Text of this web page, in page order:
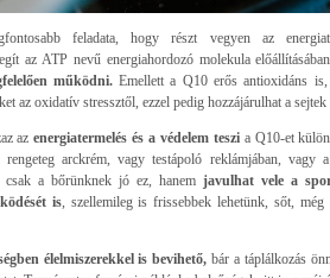
feladata, hogy részt vegyen az
az ATP nevű energiahordozó molekula
működni.Emellett a Q10 erős antioxidáns is,
az oxidatív stressztől, ezzel pedig hozzájárulhat a sejtek
azenergiatermelés és a védelem teszia Q10-et
rengeteg arckrém, vagy testápoló reklámjában, vagy
a bőrünknek jó ez, hanem javulhat vele a
is, szellemileg is frissebbek lehetünk, sőt,
élelmiszerekkel is bevihető, bár a táplálkozás